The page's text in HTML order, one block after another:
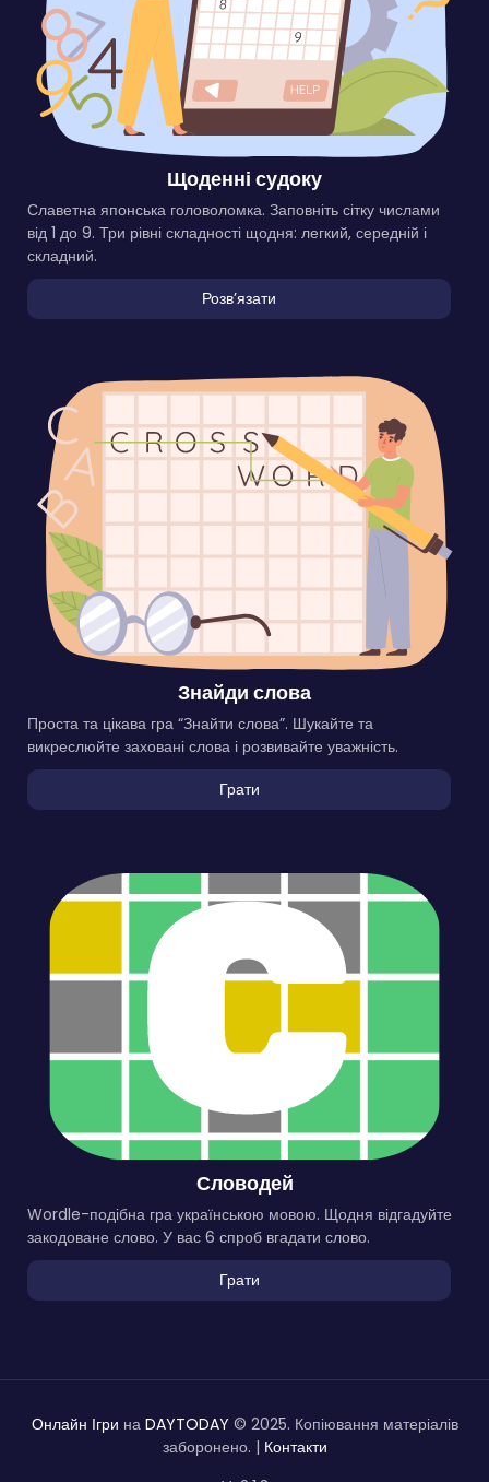
Щоденні судоку
Славетна японська головоломка. Заповніть сітку числами
від 1 до 9. Три рівні складності щодня: легкий, середній і
складний.
Розвʼязати
Знайди слова
Проста та цікава гра “Знайти слова”. Шукайте та
викреслюйте заховані слова і розвивайте уважність.
Грати
Словодей
Wordle-подібна гра українською мовою. Щодня відгадуйте
закодоване слово. У вас 6 спроб вгадати слово.
Грати
Онлайн Ігри на DAYTODAY © 2025. Копіювання матеріалів
заборонено. | Контакти